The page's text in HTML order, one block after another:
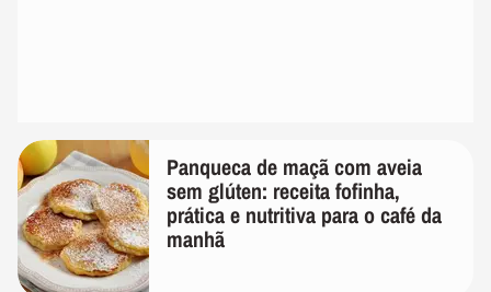
Panqueca de maçã com aveia
sem glúten: receita fofinha,
prática e nutritiva para o café da
manhã